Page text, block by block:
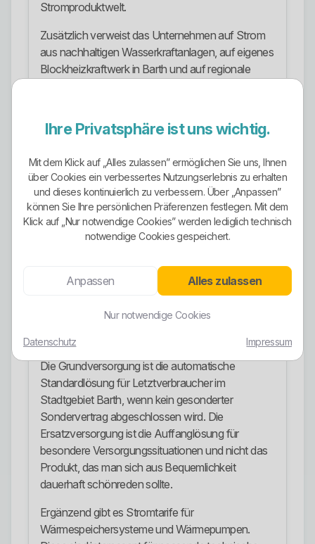
Stromproduktwelt.
Zusätzlich verweist das Unternehmen auf Strom
aus nachhaltigen Wasserkraftanlagen, auf eigenes
Blockheizkraftwerk in Barth und auf regionale
jeder gelieferte Strom physisch ausschließlich aus
einer einzigen lokalen Anlage stammt.
Stromangebote
Im normalen Haushalts- und Gewerbebereich
spielen vor allem Vineta-Strom, Vineta-Strom
regio, Grundversorgung Strom und
Ersatzversorgung Strom die Hauptrolle.
Vineta-Strom ist der Sondervertrag für Haushalts-
und Gewerbekunden im Stadtgebiet Barth. Vineta-
der e.dis Netz GmbH und ist damit die Umland-
Variante des Angebots.
Die Grundversorgung ist die automatische
Standardlösung für Letztverbraucher im
Stadtgebiet Barth, wenn kein gesonderter
Sondervertrag abgeschlossen wird. Die
Ersatzversorgung ist die Auffanglösung für
besondere Versorgungssituationen und nicht das
Produkt, das man sich aus Bequemlichkeit
dauerhaft schönreden sollte.
Ergänzend gibt es Stromtarife für
Wärmespeichersysteme und Wärmepumpen.
Ihre Privatsphäre ist uns wichtig.
Mit dem Klick auf „Alles zulassen” ermöglichen Sie uns, Ihnen
über Cookies ein verbessertes Nutzungserlebnis zu erhalten
und dieses kontinuierlich zu verbessern. Über „Anpassen”
können Sie Ihre persönlichen Präferenzen festlegen. Mit dem
Klick auf „Nur notwendige Cookies” werden lediglich technisch
notwendige Cookies gespeichert.
Anpassen Alles zulassen
Nur notwendige Cookies
Datenschutz Impressum